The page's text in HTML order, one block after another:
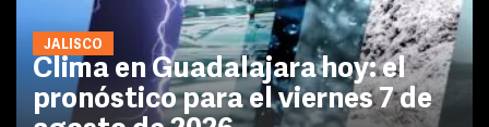
JALISCO
Clima en Guadalajara hoy: el
pronóstico para el viernes 7 de